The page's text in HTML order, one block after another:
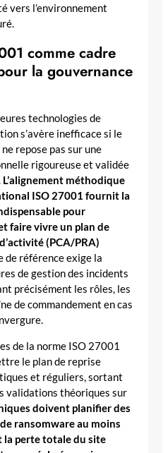
vers l’environnement
comme cadre
la gouvernance
technologies de
s’avère inefficace si le
repose pas sur une
rigoureuse et validée
L’alignement méthodique
ISO 27001 fournit la
pour
faire vivre un plan de
(PCA/PRA)
de référence exige la
de gestion des incidents
précisément les rôles, les
de commandement en cas
de la norme ISO 27001
le plan de reprise
et réguliers, sortant
validations théoriques sur
doivent planifier des
ransomware au moins
la perte totale du site